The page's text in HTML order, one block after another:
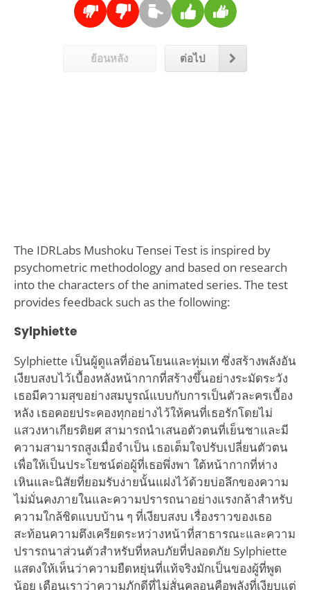
ย้อนหลัง ต่อไป
The IDRLabs Mushoku Tensei Test is inspired by
psychometric methodology and based on research
into the characters of the animated series. The test
provides feedback such as the following:
Sylphiette
Sylphiette เป็นผู้ดูแลที่อ่อนโยนและทุ่มเท ซึ่งสร้างพลังอัน
เงียบสงบไว้เบื้องหลังหน้ากากที่สร้างขึ้นอย่างระมัดระวัง
เธอมีความสุขอย่างสมบูรณ์แบบกับการเป็นตัวละครเบื้อง
หลัง เธอคอยประคองทุกอย่างไว้ให้คนที่เธอรักโดยไม่
แสวงหาเกียรติยศ สามารถนำเสนอตัวตนที่เย็นชาและมี
ความสามารถสูงเมื่อจำเป็น เธอเต็มใจปรับเปลี่ยนตัวตน
เพื่อให้เป็นประโยชน์ต่อผู้ที่เธอพึ่งพา ใต้หน้ากากที่ห่าง
เหินและนิสัยที่ยอมรับง่ายนั้นแฝงไว้ด้วยบ่อลึกของความ
ไม่มั่นคงภายในและความปรารถนาอย่างแรงกล้าสำหรับ
ความใกล้ชิดแบบบ้าน ๆ ที่เงียบสงบ เรื่องราวของเธอ
สะท้อนความตึงเครียดระหว่างหน้าที่สาธารณะและความ
ปรารถนาส่วนตัวสำหรับที่หลบภัยที่ปลอดภัย Sylphiette
แสดงให้เห็นว่าความยืดหยุ่นที่แท้จริงมักเป็นของผู้ที่พูด
น้อย เตือนเราว่าความภักดีที่ไม่สั่นคลอนคือพลังที่เงียบแต่